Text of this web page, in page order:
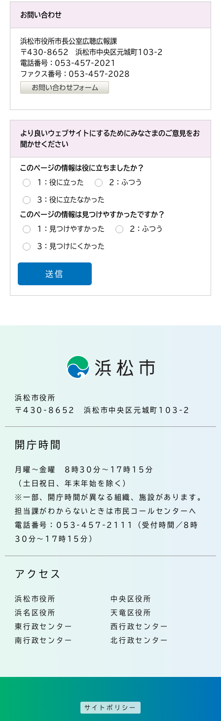
お問い合わせ
浜松市役所市長公室広聴広報課
〒430-8652 浜松市中央区元城町103-2
電話番号：053-457-2021
ファクス番号：053-457-2028
より良いウェブサイトにするためにみなさまのご意見をお
聞かせください
このページの情報は役に立ちましたか？
1：役に立った 2：ふつう
3：役に立たなかった
このページの情報は見つけやすかったですか？
1：見つけやすかった 2：ふつう
3：見つけにくかった
浜松市役所
〒430-8652 浜松市中央区元城町103-2
開庁時間
月曜～金曜 8時30分～17時15分
（土日祝日、年末年始を除く）
※一部、開庁時間が異なる組織、施設があります。
担当課がわからないときは市民コールセンターへ
電話番号：053-457-2111（受付時間／8時
30分～17時15分）
アクセス
浜松市役所
中央区役所
浜名区役所
天竜区役所
東行政センター
西行政センター
南行政センター
北行政センター
サイトポリシー